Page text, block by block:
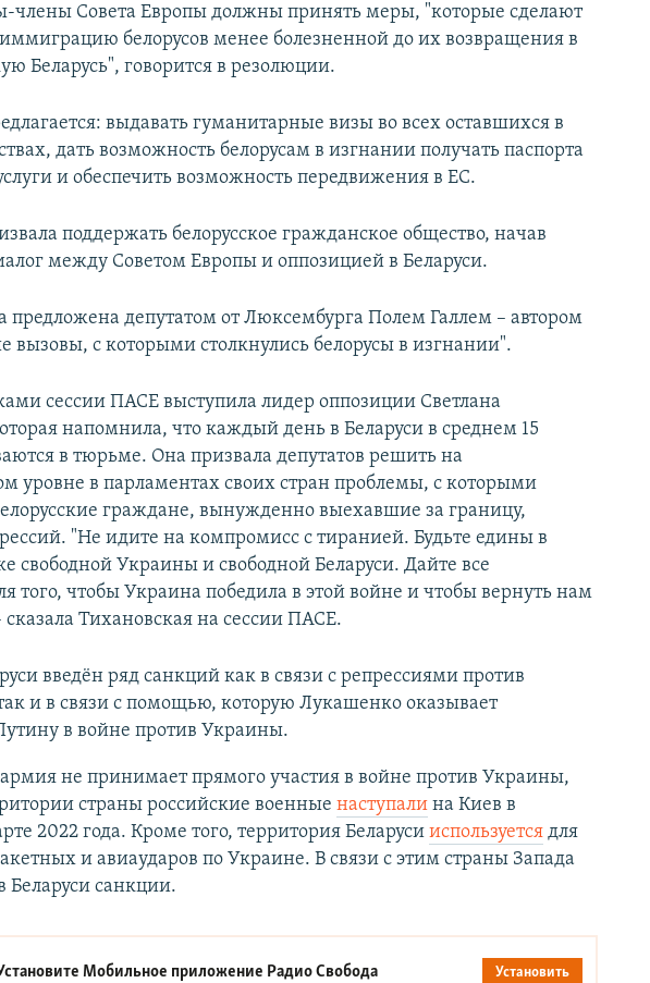
члены Совета Европы должны принять меры, "которые сделают
белорусов менее болезненной до их возвращения в
Беларусь", говорится в резолюции.
выдавать гуманитарные визы во всех оставшихся в
дать возможность белорусам в изгнании получать паспорта
и обеспечить возможность передвижения в ЕС.
поддержать белорусское гражданское общество, начав
между Советом Европы и оппозицией в Беларуси.
предложена депутатом от Люксембурга Полем Галлем – автором
вызовы, с которыми столкнулись белорусы в изгнании".
сессии ПАСЕ выступила лидер оппозиции Светлана
напомнила, что каждый день в Беларуси в среднем 15
в тюрьме. Она призвала депутатов решить на
уровне в парламентах своих стран проблемы, с которыми
граждане, вынужденно выехавшие за границу,
"Не идите на компромисс с тиранией. Будьте едины в
свободной Украины и свободной Беларуси. Дайте все
того, чтобы Украина победила в этой войне и чтобы вернуть нам
Тихановская на сессии ПАСЕ.
введён ряд санкций как в связи с репрессиями против
и в связи с помощью, которую Лукашенко оказывает
в войне против Украины.
армия не принимает прямого участия в войне против Украины,
страны российские военные наступалина Киев в
2022 года. Кроме того, территория Беларуси используетсядля
и авиаударов по Украине. В связи с этим страны Запада
Беларуси санкции.
Мобильное приложение Радио Свобода Установить